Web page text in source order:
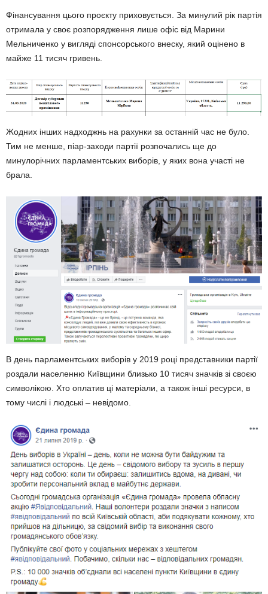
Фінансування цього проєкту приховується. За минулий рік партія
отримала у своє розпорядження лише офіс від Марини
Мельниченко у вигляді спонсорського внеску, який оцінено в
майже 11 тисяч гривень.
Жодних інших надходжнь на рахунки за останній час не було.
Тим не менше, піар-заходи партії розпочались ще до
минулорічних парламентських виборів, у яких вона участі не
брала.
В день парламентських виборів у 2019 році представники партії
роздали населенню Київщини близько 10 тисяч значків зі своєю
символікою. Хто оплатив ці матеріали, а також інші ресурси, в
тому числі і людські – невідомо.